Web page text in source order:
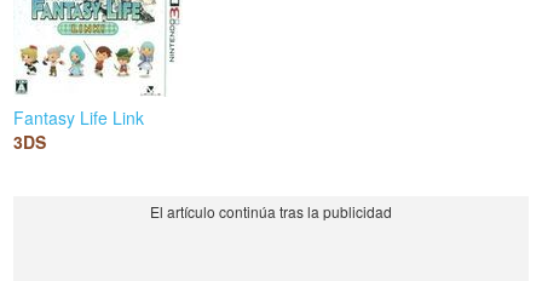
Fantasy Life Link
3DS